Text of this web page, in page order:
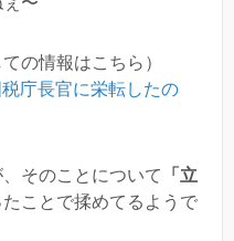
の情報はこちら）
庁長官に栄転したの
そのことについて 「立
ことで揉めてるようで